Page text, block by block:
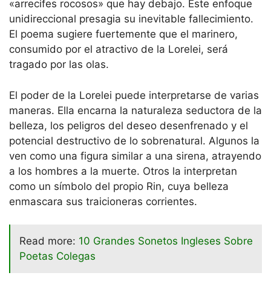
«arrecifes rocosos» que hay debajo. Este enfoque
unidireccional presagia su inevitable fallecimiento.
El poema sugiere fuertemente que el marinero,
consumido por el atractivo de la Lorelei, será
tragado por las olas.
El poder de la Lorelei puede interpretarse de varias
maneras. Ella encarna la naturaleza seductora de la
belleza, los peligros del deseo desenfrenado y el
potencial destructivo de lo sobrenatural. Algunos la
ven como una figura similar a una sirena, atrayendo
a los hombres a la muerte. Otros la interpretan
como un símbolo del propio Rin, cuya belleza
enmascara sus traicioneras corrientes.
Read more: 10 Grandes Sonetos Ingleses Sobre
Poetas Colegas